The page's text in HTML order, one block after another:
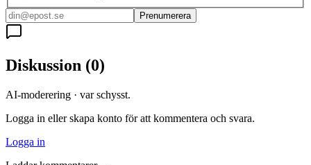
Prenumerera
Diskussion (0)
AI-moderering · var schysst.
Logga in eller skapa konto för att kommentera och svara.
Logga in